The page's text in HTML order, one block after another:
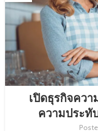
เปิดธุรกิจคว
ความประทั